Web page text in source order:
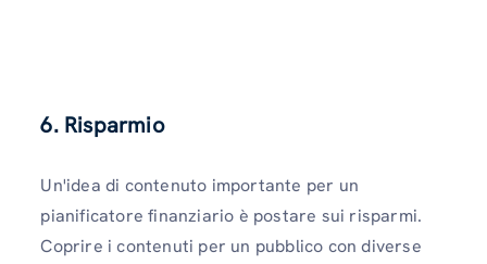
6. Risparmio
Un'idea di contenuto importante per un
pianificatore finanziario è postare sui risparmi.
Coprire i contenuti per un pubblico con diverse